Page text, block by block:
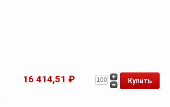
16 414,51 ₽